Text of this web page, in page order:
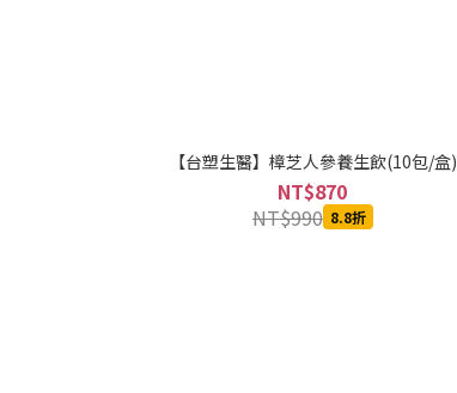
【台塑生醫】樟芝人參養生飲(10包/盒)
NT$870
NT$990 8.8折